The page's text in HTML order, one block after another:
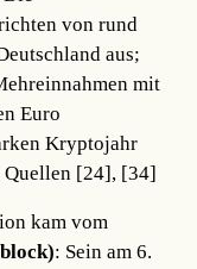
von rund
aus;
mit
Euro
Kryptojahr
Quellen [24], [34]
kam vom
: Sein am 6.